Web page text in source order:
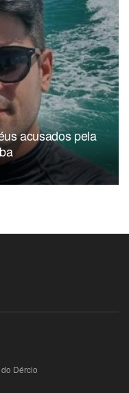
acusados pela
Dércio